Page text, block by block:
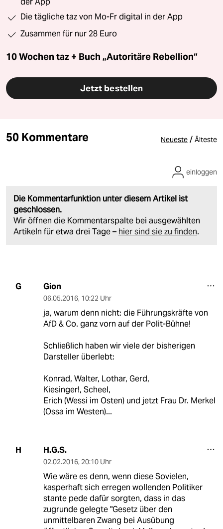
Die tägliche taz von Mo-Fr digital in der App
Zusammen für nur 28 Euro
10 Wochen taz + Buch „Autoritäre Rebellion“
Jetzt bestellen
50 Kommentare Neueste / Älteste
Die Kommentarfunktion unter diesem Artikel ist
geschlossen.
Wir öffnen die Kommentarspalte bei ausgewählten
Artikeln für etwa drei Tage – hier sind sie zu finden.
einloggen
G Gion
06.05.2016, 10:22 Uhr
ja, warum denn nicht: die Führungskräfte von
AfD & Co. ganz vorn auf der Polit-Bühne!
Schließlich haben wir viele der bisherigen
Darsteller überlebt:
Konrad, Walter, Lothar, Gerd,
Kiesinger!, Scheel,
Erich (Wessi im Osten) und jetzt Frau Dr. Merkel
(Ossa im Westen)...
H H.G.S.
02.02.2016, 20:10 Uhr
Wie wäre es denn, wenn diese Sovielen,
kasperhaft sich erregen wollenden Politiker
stante pede dafür sorgten, dass in das
zugrunde gelegte "Gesetz über den
unmittelbaren Zwang bei Ausübung